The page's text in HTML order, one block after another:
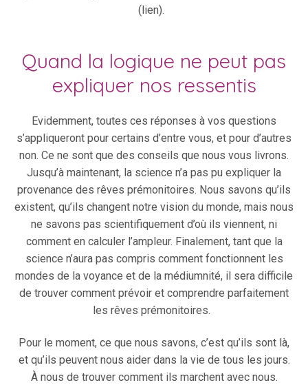
(lien).
Quand la logique ne peut pas
expliquer nos ressentis
Evidemment, toutes ces réponses à vos questions
s’appliqueront pour certains d’entre vous, et pour d’autres
non. Ce ne sont que des conseils que nous vous livrons.
Jusqu’à maintenant, la science n’a pas pu expliquer la
provenance des rêves prémonitoires. Nous savons qu’ils
existent, qu’ils changent notre vision du monde, mais nous
ne savons pas scientifiquement d’où ils viennent, ni
comment en calculer l’ampleur. Finalement, tant que la
science n’aura pas compris comment fonctionnent les
mondes de la voyance et de la médiumnité, il sera difficile
de trouver comment prévoir et comprendre parfaitement
les rêves prémonitoires.
Pour le moment, ce que nous savons, c’est qu’ils sont là,
et qu’ils peuvent nous aider dans la vie de tous les jours.
À nous de trouver comment ils marchent avec nous.